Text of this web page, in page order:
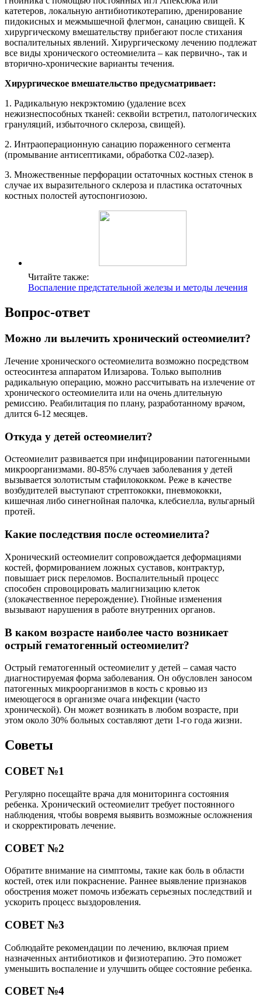
катетеров, локальную антибиотикотерапию, дренирование
пидокисных и межмышечной флегмон, санацию свищей. К
хирургическому вмешательству прибегают после стихания
воспалительных явлений. Хирургическому лечению подлежат
все виды хронического остеомиелита – как первично-, так и
вторично-хронические варианты течения.
Хирургическое вмешательство предусматривает:
1. Радикальную некрэктомию (удаление всех
нежизнеспособных тканей: секвойи встретил, патологических
грануляций, избыточного склероза, свищей).
2. Интраоперационную санацию пораженного сегмента
(промывание антисептиками, обработка С02-лазер).
3. Множественные перфорации остаточных костных стенок в
случае их выразительного склероза и пластика остаточных
костных полостей аутоспонгиозою.
Читайте также:
Воспаление предстательной железы и методы лечения
Вопрос-ответ
Можно ли вылечить хронический остеомиелит?
Лечение хронического остеомиелита возможно посредством
остеосинтеза аппаратом Илизарова. Только выполнив
радикальную операцию, можно рассчитывать на излечение от
хронического остеомиелита или на очень длительную
ремиссию. Реабилитация по плану, разработанному врачом,
длится 6-12 месяцев.
Откуда у детей остеомиелит?
Остеомиелит развивается при инфицировании патогенными
микроорганизмами. 80-85% случаев заболевания у детей
вызывается золотистым стафилококком. Реже в качестве
возбудителей выступают стрептококки, пневмококки,
кишечная либо синегнойная палочка, клебсиелла, вульгарный
протей.
Какие последствия после остеомиелита?
Хронический остеомиелит сопровождается деформациями
костей, формированием ложных суставов, контрактур,
повышает риск переломов. Воспалительный процесс
способен спровоцировать малигнизацию клеток
(злокачественное перерождение). Гнойные изменения
вызывают нарушения в работе внутренних органов.
В каком возрасте наиболее часто возникает
острый гематогенный остеомиелит?
Острый гематогенный остеомиелит у детей – самая часто
диагностируемая форма заболевания. Он обусловлен заносом
патогенных микроорганизмов в кость с кровью из
имеющегося в организме очага инфекции (часто
хронической). Он может возникать в любом возрасте, при
этом около 30% больных составляют дети 1-го года жизни.
Советы
СОВЕТ №1
Регулярно посещайте врача для мониторинга состояния
ребенка. Хронический остеомиелит требует постоянного
наблюдения, чтобы вовремя выявить возможные осложнения
и скорректировать лечение.
СОВЕТ №2
Обратите внимание на симптомы, такие как боль в области
костей, отек или покраснение. Раннее выявление признаков
обострения может помочь избежать серьезных последствий и
ускорить процесс выздоровления.
СОВЕТ №3
Соблюдайте рекомендации по лечению, включая прием
назначенных антибиотиков и физиотерапию. Это поможет
уменьшить воспаление и улучшить общее состояние ребенка.
СОВЕТ №4